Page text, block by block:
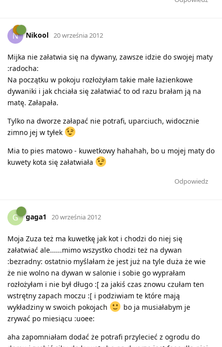
N Nikool 20 września 2012
Mijka nie załatwia się na dywany, zawsze idzie do swojej maty
:radocha:
Na początku w pokoju rozłożyłam takie małe łazienkowe
dywaniki i jak chciała się załatwiać to od razu brałam ją na
matę. Załapała.
Tylko na dworze załapać nie potrafi, uparciuch, widocznie
zimno jej w tyłek
Mia to pies matowo - kuwetkowy hahahah, bo u mojej maty do
kuwety kota się załatwiała
Odpowiedz
G gaga1 20 września 2012
Moja Zuza też ma kuwetkę jak kot i chodzi do niej się
załatwiać ale......mimo wszystko chodzi też na dywan
:bezradny: ostatnio myślałam że jest już na tyle duża że wie
że nie wolno na dywan w salonie i sobie go wyprałam
rozłożyłam i nie był długo :[ za jakiś czas znowu czułam ten
wstrętny zapach moczu :[ i podziwiam te które mają
wykładziny w swoich pokojach
bo ja musiałabym je
zrywać po miesiącu :uoee:
aha zapomniałam dodać że potrafi przylecieć z ogrodu do